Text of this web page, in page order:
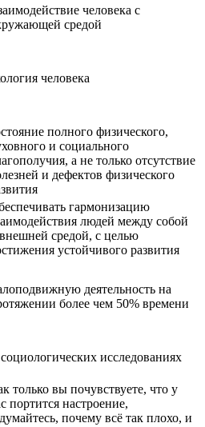
человека с
средой
человека
полного физического,
и социального
а не только отсутствие
и дефектов физического
гармонизацию
людей между собой
средой, с целью
устойчивого развития
деятельность на
более чем 50% времени
исследованиях
только вы почувствуете, что у
портится настроение,
почему всё так плохо, и